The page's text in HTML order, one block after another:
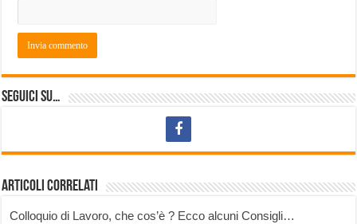
Seguici su…
Articoli correlati
Colloquio di Lavoro, che cos’è ? Ecco alcuni Consigli…